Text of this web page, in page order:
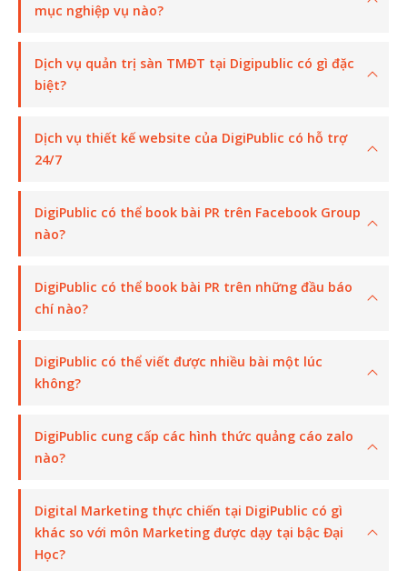
mục nghiệp vụ nào?
Dịch vụ quản trị sàn TMĐT tại Digipublic có gì đặc
biệt?
Dịch vụ thiết kế website của DigiPublic có hỗ trợ
24/7
DigiPublic có thể book bài PR trên Facebook Group
nào?
DigiPublic có thể book bài PR trên những đầu báo
chí nào?
DigiPublic có thể viết được nhiều bài một lúc
không?
DigiPublic cung cấp các hình thức quảng cáo zalo
nào?
Digital Marketing thực chiến tại DigiPublic có gì
khác so với môn Marketing được dạy tại bậc Đại
Học?